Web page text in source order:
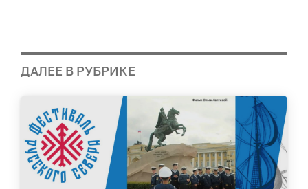
ДАЛЕЕ В РУБРИКЕ